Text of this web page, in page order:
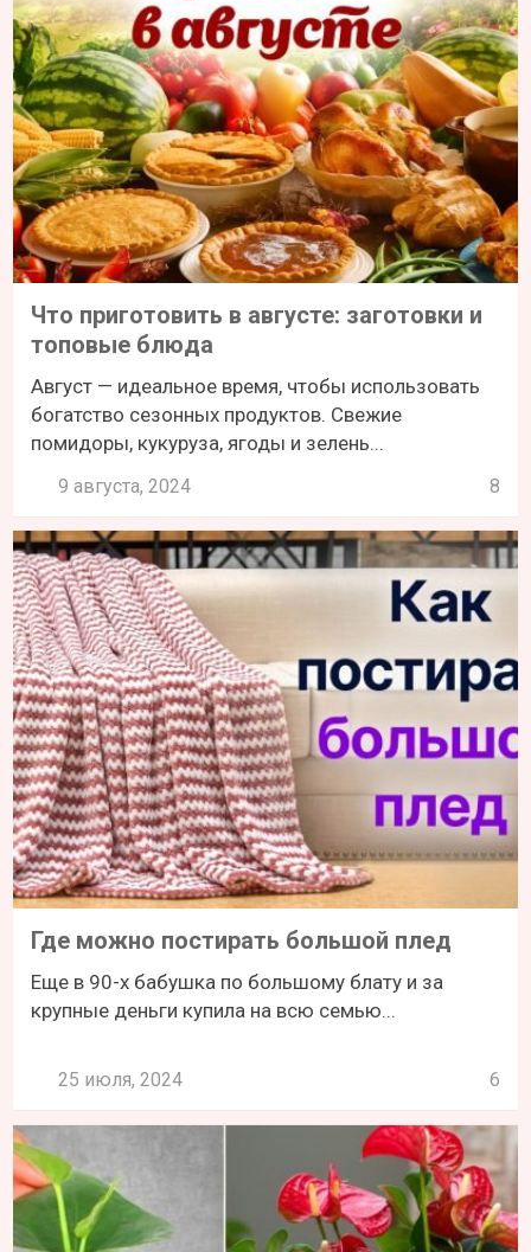
Что приготовить в августе: заготовки и
топовые блюда
Август — идеальное время, чтобы использовать
богатство сезонных продуктов. Свежие
помидоры, кукуруза, ягоды и зелень...
9 августа, 2024 8
Где можно постирать большой плед
Еще в 90-х бабушка по большому блату и за
крупные деньги купила на всю семью...
25 июля, 2024 6